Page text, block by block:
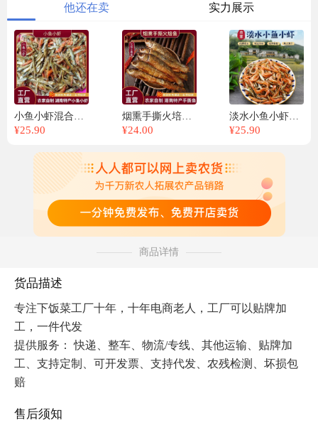
他还在卖 实力展示
¥25.90
烟熏手撕火培鱼500g/包，湖南特产，全国48小时发货
¥24.00 ¥25.90
商品详情
货品描述
专注下饭菜工厂十年，十年电商老人，工厂可以贴牌加
工，一件代发
提供服务： 快递、整车、物流/专线、其他运输、贴牌加
工、支持定制、可开发票、支持代发、农残检测、坏损包
赔
售后须知